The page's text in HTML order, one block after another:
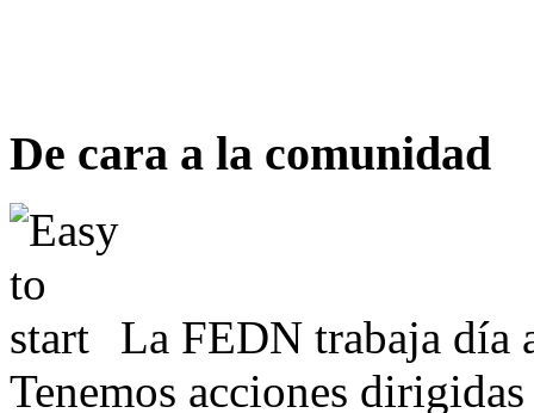
De cara a la comunidad
La FEDN trabaja día
Tenemos acciones